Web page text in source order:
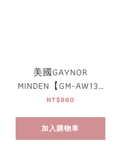
美國GAYNOR
MINDEN【GM-AW139
保暖短襪套】
NT$880
加入購物車